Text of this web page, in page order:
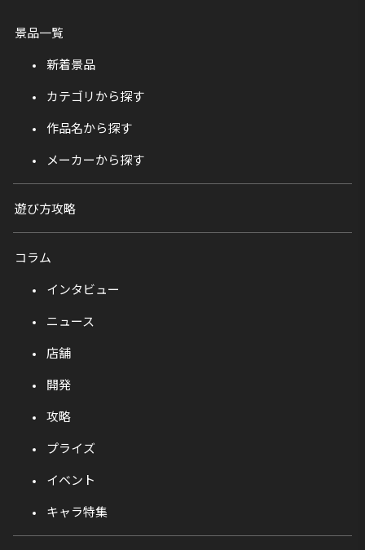
景品一覧
新着景品
カテゴリから探す
作品名から探す
メーカーから探す
遊び方攻略
コラム
インタビュー
ニュース
店舗
開発
攻略
プライズ
イベント
キャラ特集